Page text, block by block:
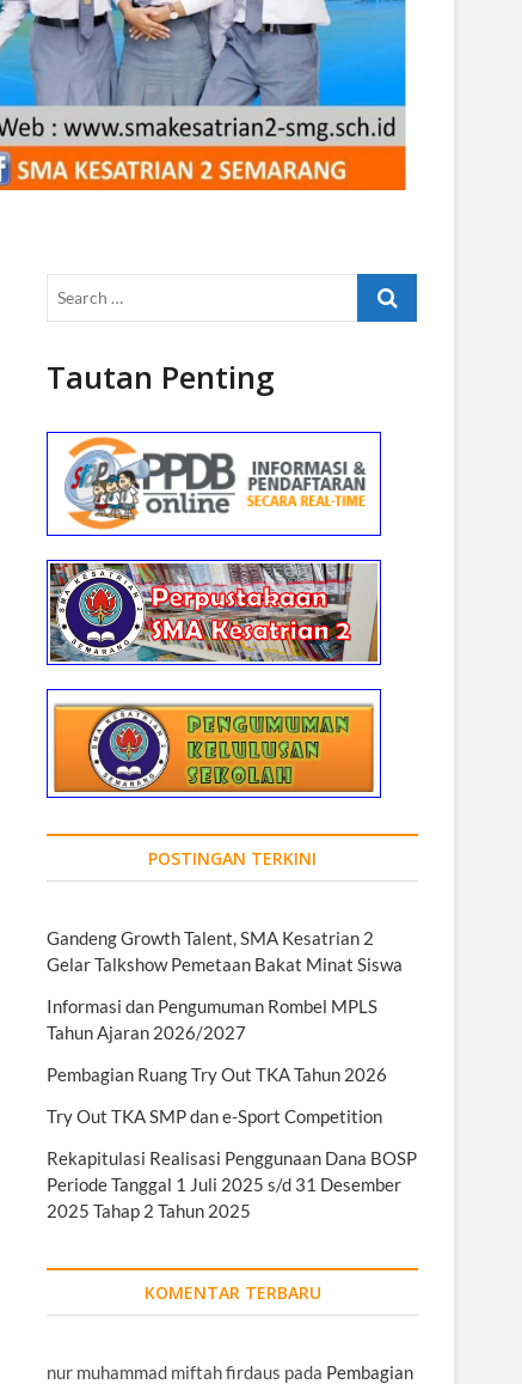
Search
Tautan Penting
POSTINGAN TERKINI
Gandeng Growth Talent, SMA Kesatrian 2
Gelar Talkshow Pemetaan Bakat Minat Siswa
Informasi dan Pengumuman Rombel MPLS
Tahun Ajaran 2026/2027
Pembagian Ruang Try Out TKA Tahun 2026
Try Out TKA SMP dan e-Sport Competition
Rekapitulasi Realisasi Penggunaan Dana BOSP
Periode Tanggal 1 Juli 2025 s/d 31 Desember
2025 Tahap 2 Tahun 2025
KOMENTAR TERBARU
nur muhammad miftah firdaus pada Pembagian